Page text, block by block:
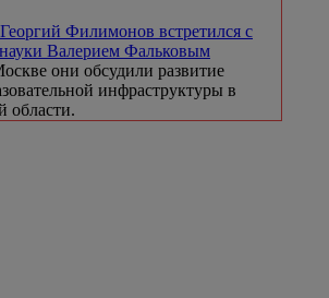
Филимонов встретился с
Валерием Фальковым
они обсудили развитие
инфраструктуры в
области.